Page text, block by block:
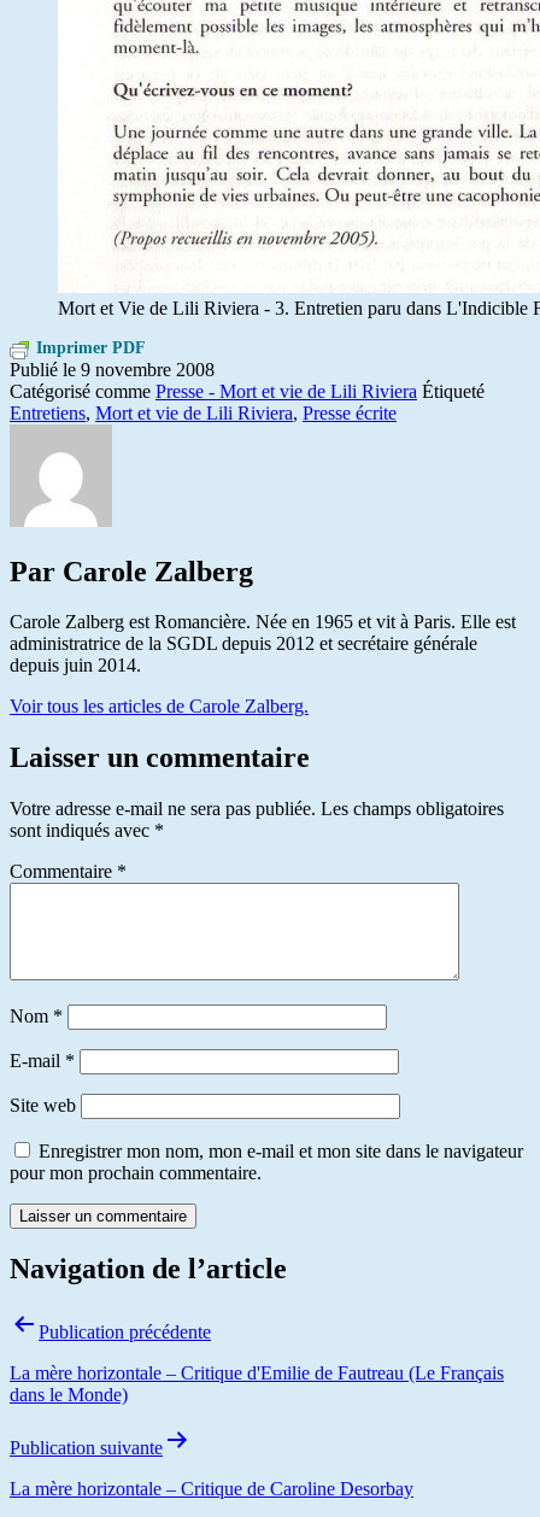
Mort et Vie de Lili Riviera - 3. Entretien paru dans L'Indicible
Imprimer PDF
Publié le 9 novembre 2008
Catégorisé comme Presse - Mort et vie de Lili Riviera Étiqueté
Entretiens, Mort et vie de Lili Riviera, Presse écrite
Par Carole Zalberg
Carole Zalberg est Romancière. Née en 1965 et vit à Paris. Elle est
administratrice de la SGDL depuis 2012 et secrétaire générale
depuis juin 2014.
Voir tous les articles de Carole Zalberg.
Laisser un commentaire
Votre adresse e-mail ne sera pas publiée. Les champs obligatoires
sont indiqués avec *
Commentaire *
Nom *
E-mail *
Site web
Enregistrer mon nom, mon e-mail et mon site dans le navigateur
pour mon prochain commentaire.
Navigation de l’article
Publication précédente
La mère horizontale – Critique d'Emilie de Fautreau (Le Français
dans le Monde)
Publication suivante
La mère horizontale – Critique de Caroline Desorbay